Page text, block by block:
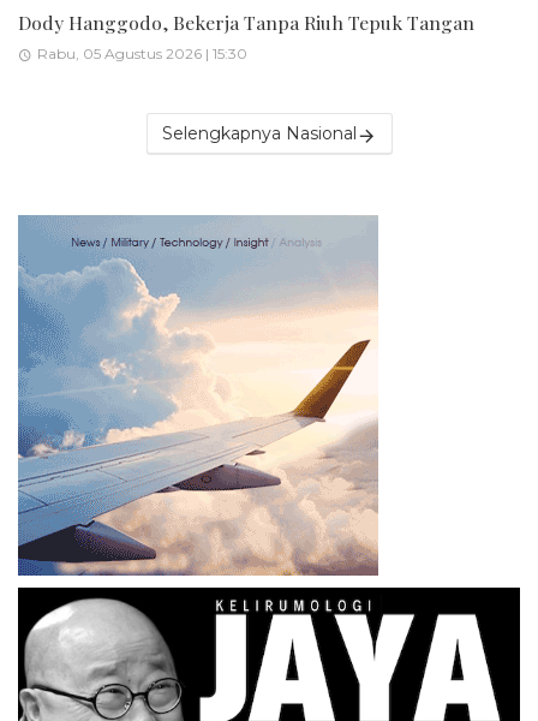
Dody Hanggodo, Bekerja Tanpa Riuh Tepuk Tangan
Rabu, 05 Agustus 2026 | 15:30
Selengkapnya Nasional